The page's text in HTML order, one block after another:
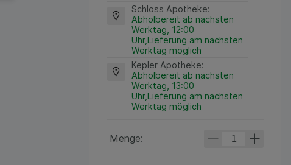
Schloss Apotheke:
Abholbereit ab nächsten
Werktag, 12:00
Uhr,Lieferung am nächsten
Werktag möglich
Kepler Apotheke:
Abholbereit ab nächsten
Werktag, 13:00
Uhr,Lieferung am nächsten
Werktag möglich
Menge: